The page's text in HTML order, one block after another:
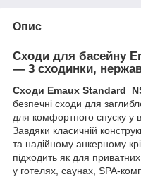
Опис
Сходи для басейну
— 3 сходинки,
Сходи Emaux Standard
безпечні сходи для
для комфортного спуску у
Завдяки класичній
та надійному анкерному
підходить як для
у готелях, саунах, SPA-